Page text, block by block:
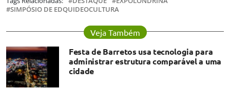
SIMPÓSIO DE EDQUIDEOCULTURA
Veja Também
Festa de Barretos usa tecnologia para
administrar estrutura comparável a uma
cidade